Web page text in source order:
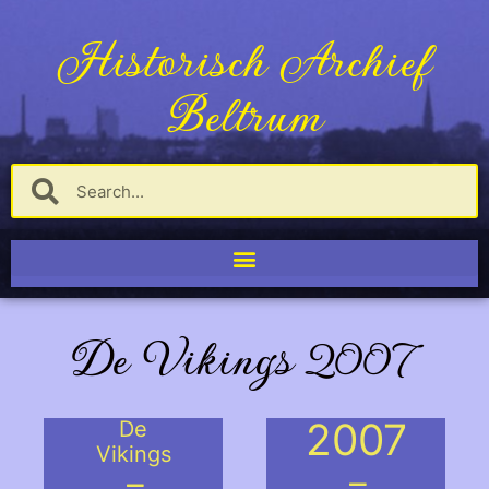
Historisch Archief
Beltrum
De Vikings 2007
De
Vikings
2007